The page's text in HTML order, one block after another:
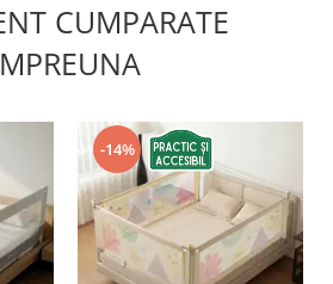
CUMPARATE
-14%